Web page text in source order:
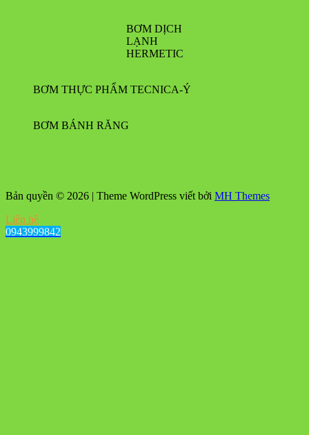
BƠM DỊCH
LẠNH
HERMETIC
BƠM THỰC PHẨM TECNICA-Ý
BƠM BÁNH RĂNG
Bản quyền © 2026 | Theme WordPress viết bởi MH Themes
Liên hệ
0943999842